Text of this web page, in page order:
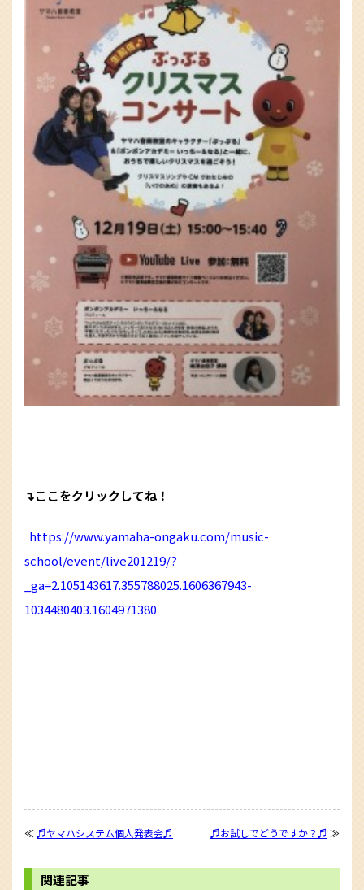
↴ここをクリックしてね！
https://www.yamaha-ongaku.com/music-
school/event/live201219/?
_ga=2.105143617.355788025.1606367943-
1034480403.1604971380
≪ ♬ヤマハシステム個人発表会♬ ♬お試しでどうですか？♬ ≫
関連記事